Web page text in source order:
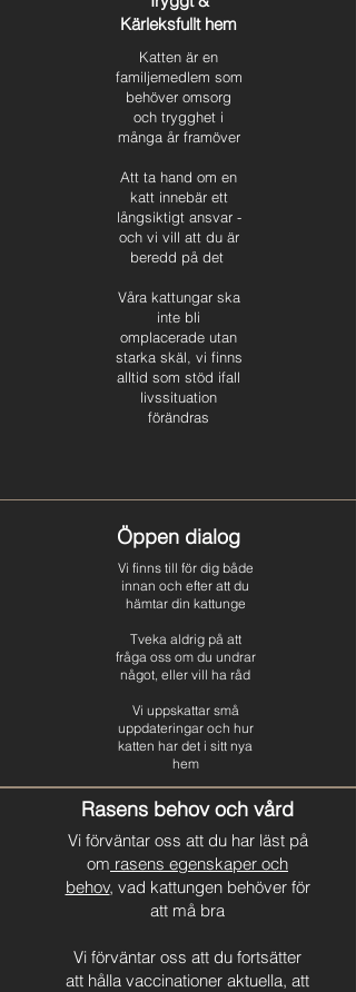
Kärleksfullt hem
Katten är en
familjemedlem som
behöver omsorg
och trygghet i
många år framöver
Att ta hand om en
katt innebär ett
långsiktigt ansvar -
och vi vill att du är
beredd på det
Våra kattungar ska
inte bli
omplacerade utan
starka skäl, vi finns
alltid som stöd ifall
livssituation
förändras
Öppen dialog
Vi finns till för dig både
innan och efter att du
hämtar din kattunge
Tveka aldrig på att
fråga oss om du undrar
något, eller vill ha råd
Vi uppskattar små
uppdateringar och hur
katten har det i sitt nya
hem
Rasens behov och vård
Vi förväntar oss att du har läst på
om rasens egenskaper och
behov, vad kattungen behöver för
att må bra
Vi förväntar oss att du fortsätter
att hålla vaccinationer aktuella, att